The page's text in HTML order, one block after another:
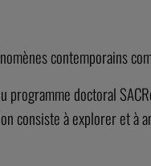
contemporains
doctoral
consiste à explorer et à